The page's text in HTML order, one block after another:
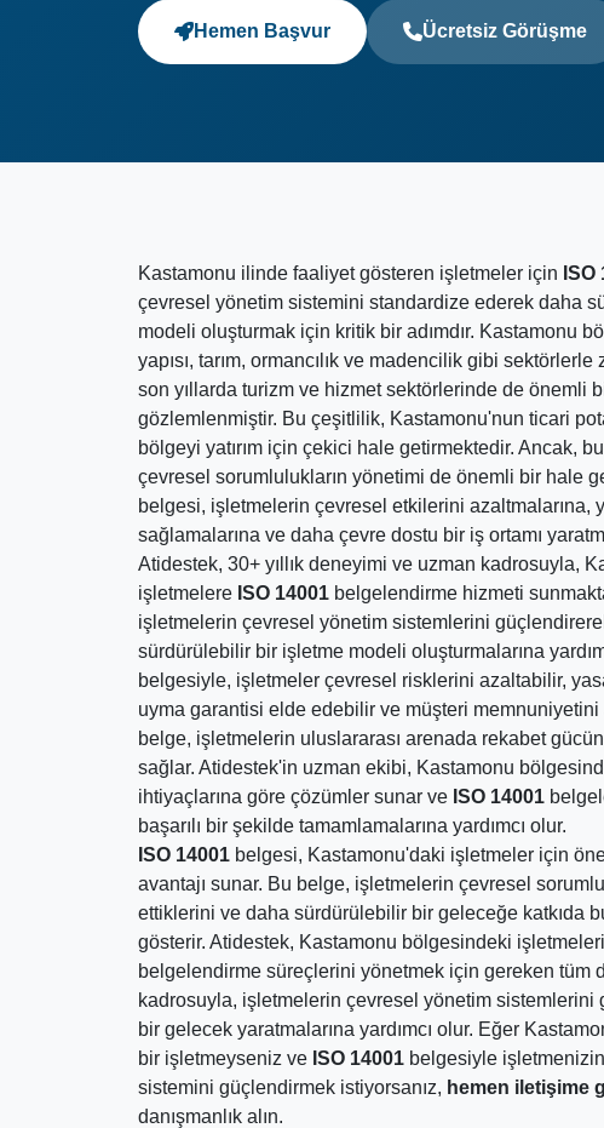
Hemen Başvur Ücretsiz Görüşme
Kastamonu ilinde faaliyet gösteren işletmeler için ISO
çevresel yönetim sistemini standardize ederek daha
modeli oluşturmak için kritik bir adımdır. Kastamonu
yapısı, tarım, ormancılık ve madencilik gibi
son yıllarda turizm ve hizmet sektörlerinde de önemli
gözlemlenmiştir. Bu çeşitlilik, Kastamonu'nun ticari
bölgeyi yatırım için çekici hale getirmektedir. Ancak,
çevresel sorumlulukların yönetimi de önemli bir hale
belgesi, işletmelerin çevresel etkilerini azaltmalarına,
sağlamalarına ve daha çevre dostu bir iş ortamı
Atidestek, 30+ yıllık deneyimi ve uzman kadrosuyla,
işletmelere ISO 14001 belgelendirme hizmeti
işletmelerin çevresel yönetim sistemlerini
sürdürülebilir bir işletme modeli oluşturmalarına
belgesiyle, işletmeler çevresel risklerini azaltabilir,
uyma garantisi elde edebilir ve müşteri memnuniyetini
belge, işletmelerin uluslararası arenada rekabet
sağlar. Atidestek'in uzman ekibi, Kastamonu
ihtiyaçlarına göre çözümler sunar ve ISO 14001
başarılı bir şekilde tamamlamalarına yardımcı olur.
ISO 14001 belgesi, Kastamonu'daki işletmeler için
avantajı sunar. Bu belge, işletmelerin çevresel
ettiklerini ve daha sürdürülebilir bir geleceğe katkıda
gösterir. Atidestek, Kastamonu bölgesindeki
belgelendirme süreçlerini yönetmek için gereken tüm
kadrosuyla, işletmelerin çevresel yönetim sistemlerini
bir gelecek yaratmalarına yardımcı olur. Eğer
bir işletmeyseniz ve ISO 14001 belgesiyle
sistemini güçlendirmek istiyorsanız, hemen iletişime
danışmanlık alın.